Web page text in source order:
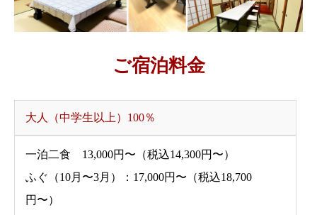
ご宿泊料金
大人（中学生以上）100％
一泊二食 13,000円〜（税込14,300円〜）
ふぐ（10月〜3月）：17,000円〜（税込18,700
円〜）